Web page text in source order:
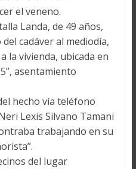
el veneno.
Landa, de 49 años,
cadáver al mediodía,
la vivienda, ubicada en
asentamiento
hecho vía teléfono
Lexis Silvano Tamani
trabajando en su
del lugar